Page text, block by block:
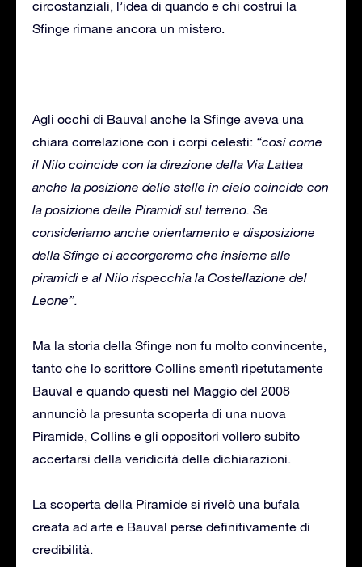
circostanziali, l’idea di quando e chi costruì la
Sfinge rimane ancora un mistero.
Agli occhi di Bauval anche la Sfinge aveva una
chiara correlazione con i corpi celesti: “così come
il Nilo coincide con la direzione della Via Lattea
anche la posizione delle stelle in cielo coincide con
la posizione delle Piramidi sul terreno. Se
consideriamo anche orientamento e disposizione
della Sfinge ci accorgeremo che insieme alle
piramidi e al Nilo rispecchia la Costellazione del
Leone”.
Ma la storia della Sfinge non fu molto convincente,
tanto che lo scrittore Collins smentì ripetutamente
Bauval e quando questi nel Maggio del 2008
annunciò la presunta scoperta di una nuova
Piramide, Collins e gli oppositori vollero subito
accertarsi della veridicità delle dichiarazioni.
La scoperta della Piramide si rivelò una bufala
creata ad arte e Bauval perse definitivamente di
credibilità.